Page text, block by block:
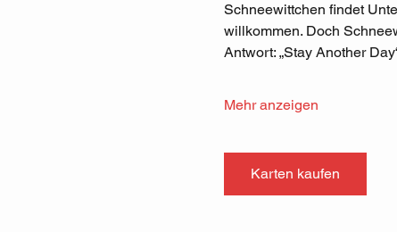
Schneewittchen findet
willkommen. Doch
Antwort: „Stay Another
Mehr anzeigen
Karten kaufen